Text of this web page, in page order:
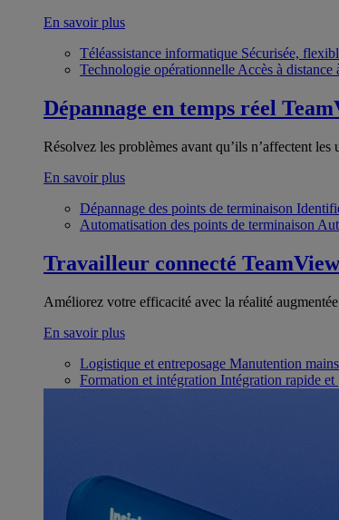
En savoir plus
Téléassistance informatique Sécurisée,
Technologie opérationnelle Accès à distance
Dépannage en temps réel
Résolvez les problèmes avant qu’ils n’affectent les
En savoir plus
Dépannage des points de terminaison
Automatisation des points de terminaison
Travailleur connecté
Améliorez votre efficacité avec la réalité
En savoir plus
Logistique et entreposage Manutention
Formation et intégration Intégration rapide